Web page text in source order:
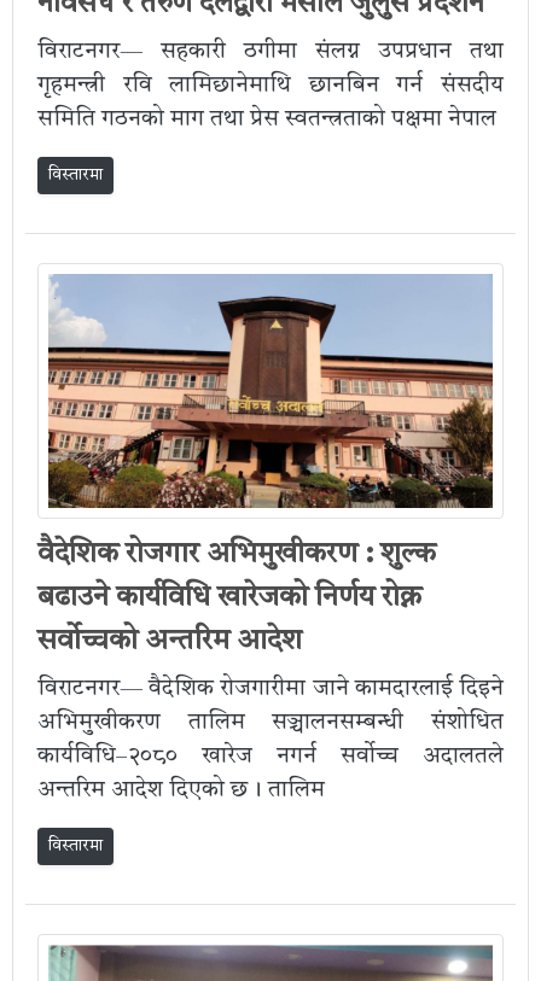
विराटनगर— सहकारी ठगीमा संलग्न उपप्रधान तथा
गृहमन्त्री रवि लामिछानेमाथि छानबिन गर्न संसदीय
समिति गठनको माग तथा प्रेस स्वतन्त्रताको पक्षमा नेपाल
विस्तारमा
वैदेशिक रोजगार अभिमुखीकरण : शुल्क
बढाउने कार्यविधि खारेजको निर्णय रोक्न
सर्वोच्चको अन्तरिम आदेश
विराटनगर— वैदेशिक रोजगारीमा जाने कामदारलाई दिइने
अभिमुखीकरण तालिम सञ्चालनसम्बन्धी संशोधित
कार्यविधि–२०८० खारेज नगर्न सर्वोच्च अदालतले
अन्तरिम आदेश दिएको छ । तालिम
विस्तारमा